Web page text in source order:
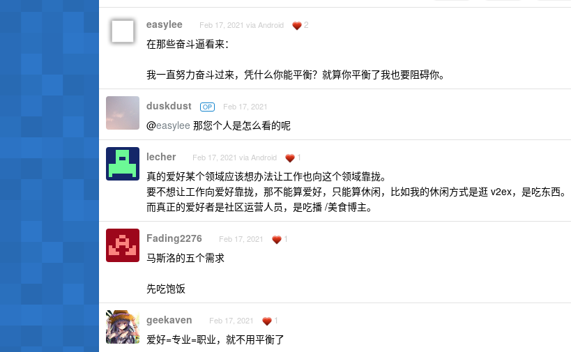
easylee Feb 17, 2021 via Android 2
在那些奋斗逼看来：
我一直努力奋斗过来，凭什么你能平衡？就算你平衡了我也要阻碍你。
duskdust OP Feb 17, 2021
@easylee 那您个人是怎么看的呢
lecher Feb 17, 2021 via Android 1
真的爱好某个领域应该想办法让工作也向这个领域靠拢。
要不想让工作向爱好靠拢，那不能算爱好，只能算休闲，比如我的休闲方式是逛 v2ex，是吃东西。
而真正的爱好者是社区运营人员，是吃播 /美食博主。
Fading2276 Feb 17, 2021 1
马斯洛的五个需求
先吃饱饭
geekaven Feb 17, 2021 1
爱好=专业=职业，就不用平衡了